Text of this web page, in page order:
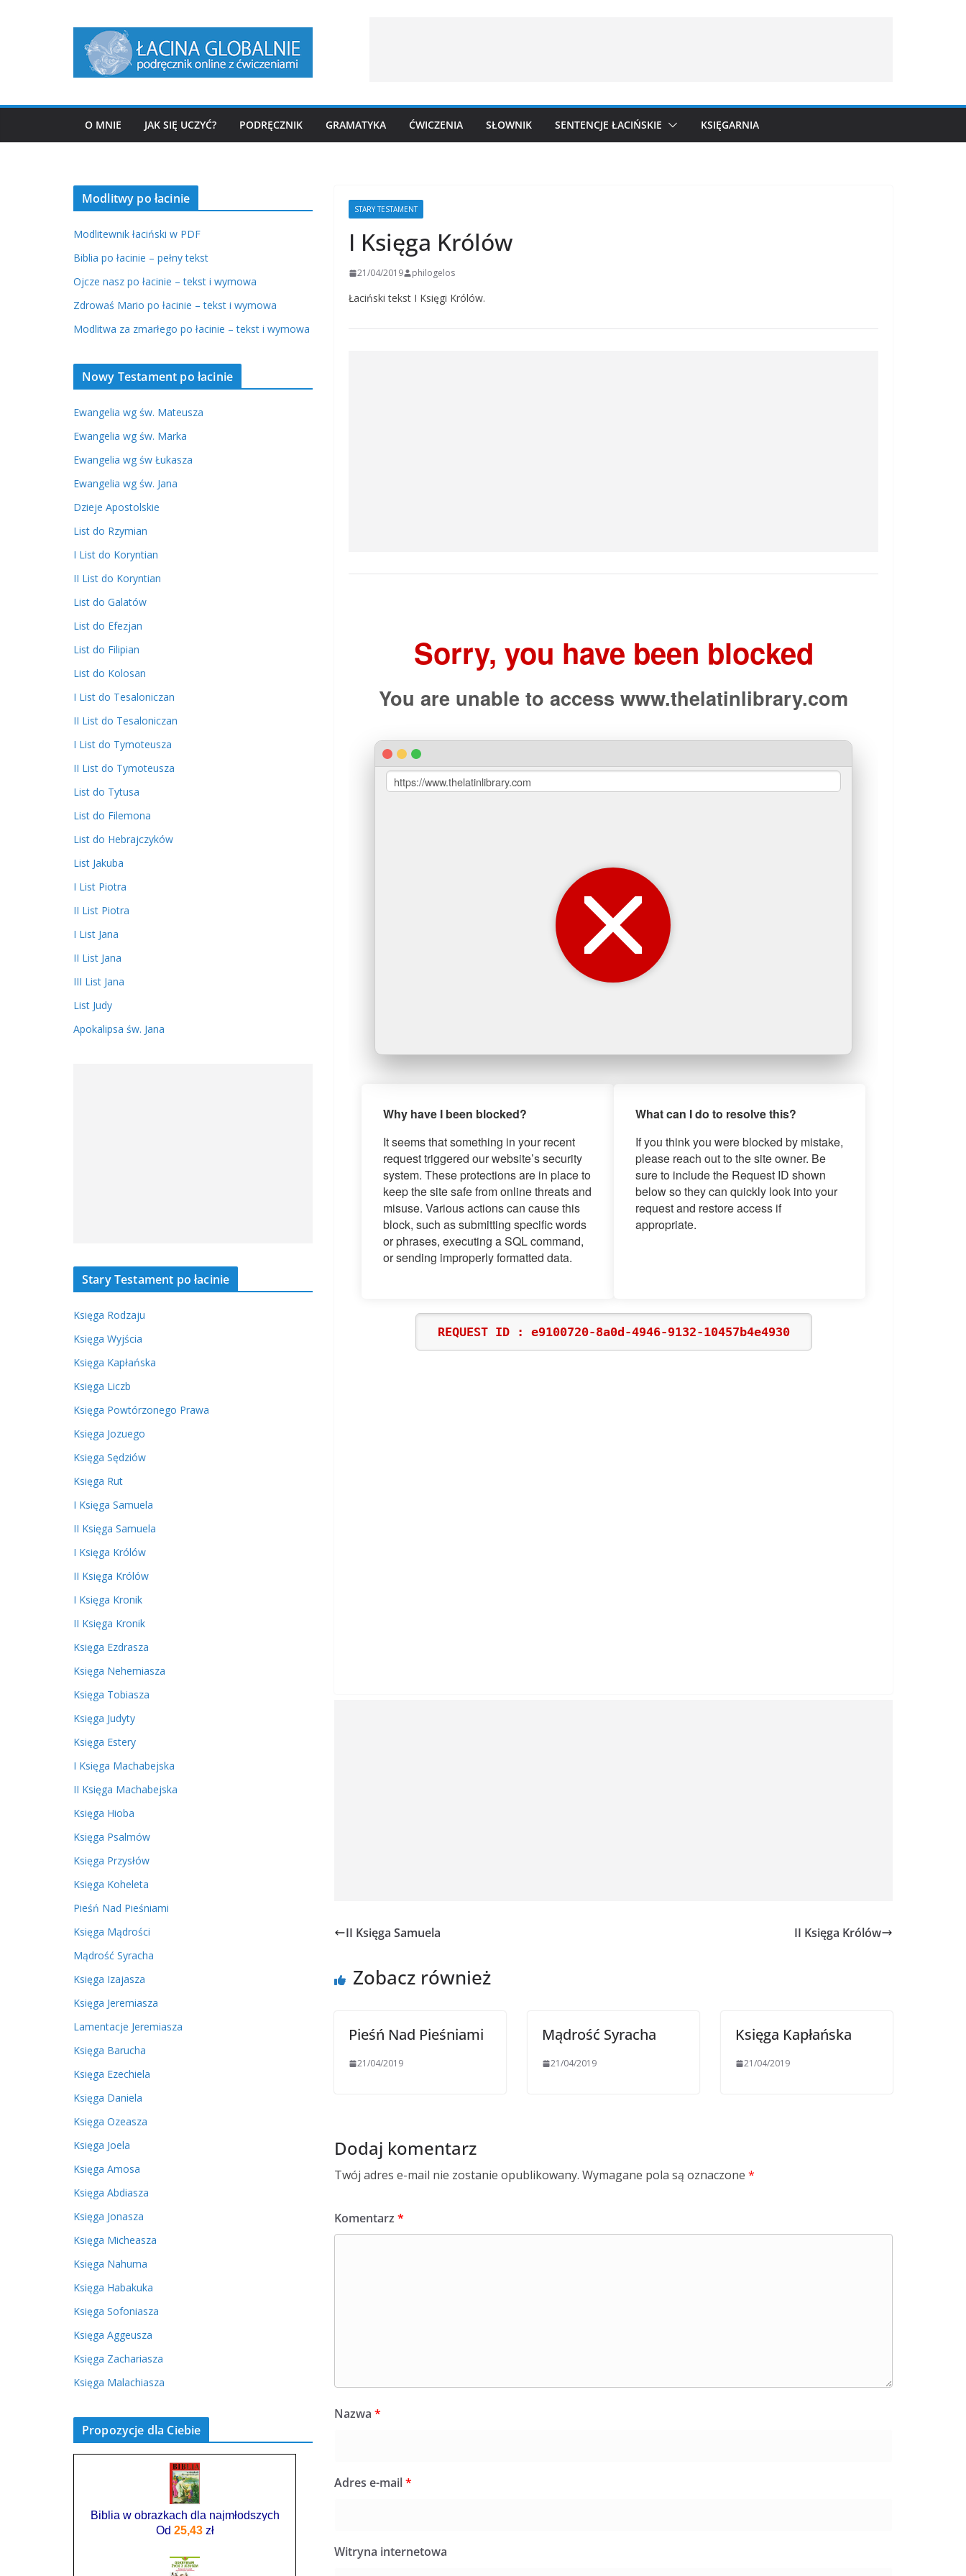
O MNIE JAK SIĘ UCZYĆ? PODRĘCZNIK GRAMATYKA ĆWICZENIA SŁOWNIK SENTENCJE ŁACIŃSKIE KSIĘGARNIA
STARY TESTAMENT
I Księga Królów
21/04/2019 philogelos
Łaciński tekst I Księgi Królów.
II Księga Samuela II Księga Królów
Zobacz również
Pieśń Nad Pieśniami
21/04/2019
Mądrość Syracha
21/04/2019
Księga Kapłańska
21/04/2019
Dodaj komentarz
Twój adres e-mail nie zostanie opublikowany. Wymagane pola są oznaczone *
Komentarz *
Nazwa *
Adres e-mail*
Witryna internetowa
Modlitwy po łacinie
Modlitewnik łaciński w PDF
Biblia po łacinie – pełny tekst
Ojcze nasz po łacinie – tekst i wymowa
Zdrowaś Mario po łacinie – tekst i wymowa
Modlitwa za zmarłego po łacinie – tekst i wymowa
Nowy Testament po łacinie
Ewangelia wg św. Mateusza
Ewangelia wg św. Marka
Ewangelia wg św Łukasza
Ewangelia wg św. Jana
Dzieje Apostolskie
List do Rzymian
I List do Koryntian
II List do Koryntian
List do Galatów
List do Efezjan
List do Filipian
List do Kolosan
I List do Tesaloniczan
II List do Tesaloniczan
I List do Tymoteusza
II List do Tymoteusza
List do Tytusa
List do Filemona
List do Hebrajczyków
List Jakuba
I List Piotra
II List Piotra
I List Jana
II List Jana
III List Jana
List Judy
Apokalipsa św. Jana
Stary Testament po łacinie
Księga Rodzaju
Księga Wyjścia
Księga Kapłańska
Księga Liczb
Księga Powtórzonego Prawa
Księga Jozuego
Księga Sędziów
Księga Rut
I Księga Samuela
II Księga Samuela
I Księga Królów
II Księga Królów
I Księga Kronik
II Księga Kronik
Księga Ezdrasza
Księga Nehemiasza
Księga Tobiasza
Księga Judyty
Księga Estery
I Księga Machabejska
II Księga Machabejska
Księga Hioba
Księga Psalmów
Księga Przysłów
Księga Koheleta
Pieśń Nad Pieśniami
Księga Mądrości
Mądrość Syracha
Księga Izajasza
Księga Jeremiasza
Lamentacje Jeremiasza
Księga Barucha
Księga Ezechiela
Księga Daniela
Księga Ozeasza
Księga Joela
Księga Amosa
Księga Abdiasza
Księga Jonasza
Księga Micheasza
Księga Nahuma
Księga Habakuka
Księga Sofoniasza
Księga Aggeusza
Księga Zachariasza
Księga Malachiasza
Propozycje dla Ciebie
Biblia w obrazkach dla najmłodszych
Od 25,43zł